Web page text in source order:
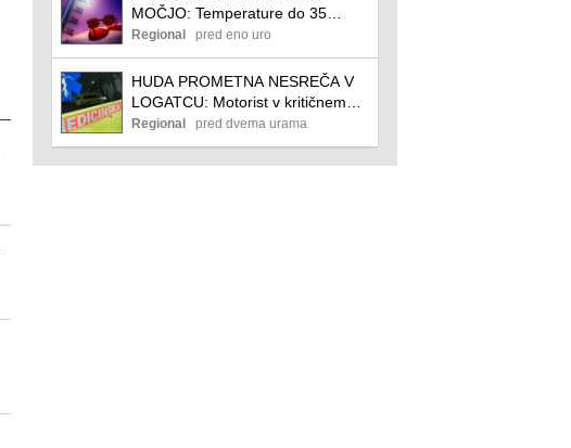
MOČJO: Temperature do 35
stopinj, večjih padavin ni na vidiku
Regional pred eno uro
HUDA PROMETNA NESREČA V
LOGATCU: Motorist v kritičnem
stanju
Regional pred dvema urama